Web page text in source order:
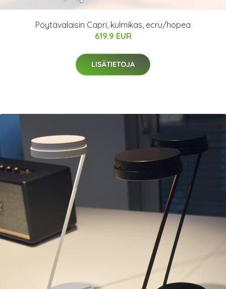
Pöytävalaisin Capri, kulmikas, ecru/hopea
619.9 EUR
LISÄTIETOJA